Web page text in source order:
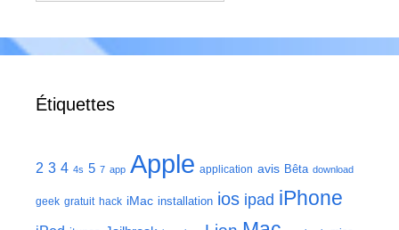
Étiquettes
2 3 4 4s 5 7 app Apple application avis Bêta download
geek gratuit hack iMac installation ios ipad iPhone